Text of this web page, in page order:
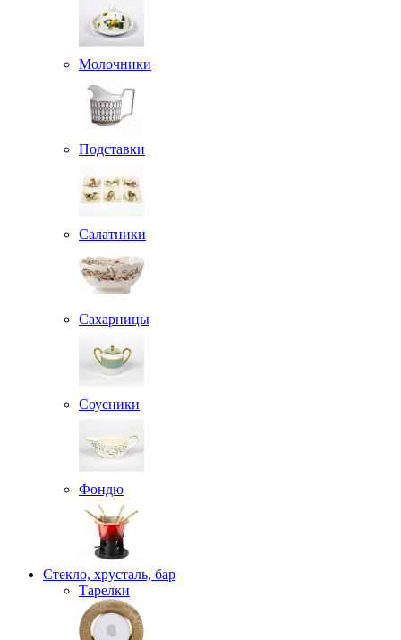
Молочники
Подставки
Салатники
Сахарницы
Соусники
Фондю
Стекло, хрусталь, бар
Тарелки